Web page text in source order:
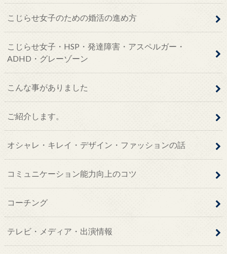
こじらせ女子のための婚活の進め方
こじらせ女子・HSP・発達障害・アスペルガー・
ADHD・グレーゾーン
こんな事がありました
ご紹介します。
オシャレ・キレイ・デザイン・ファッションの話
コミュニケーション能力向上のコツ
コーチング
テレビ・メディア・出演情報